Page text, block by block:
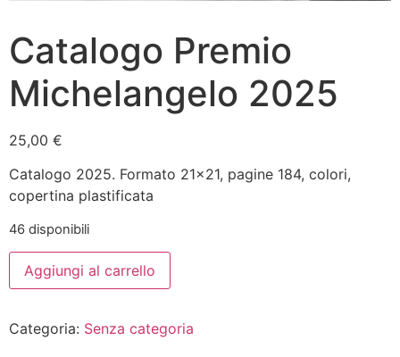
Catalogo Premio
Michelangelo 2025
25,00 €
Catalogo 2025. Formato 21×21, pagine 184, colori,
copertina plastificata
46 disponibili
Aggiungi al carrello
Categoria: Senza categoria